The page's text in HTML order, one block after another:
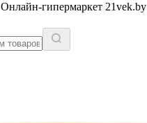
Онлайн-гипермаркет 21vek.by